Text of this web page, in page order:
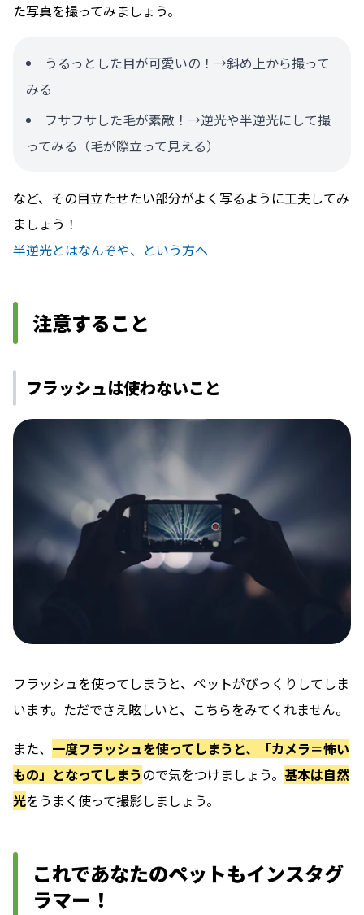
た写真を撮ってみましょう。
うるっとした目が可愛いの！→斜め上から撮って
みる
フサフサした毛が素敵！→逆光や半逆光にして撮
ってみる（毛が際立って見える）
など、その目立たせたい部分がよく写るように工夫してみ
ましょう！
半逆光とはなんぞや、という方へ
注意すること
フラッシュは使わないこと
フラッシュを使ってしまうと、ペットがびっくりしてしま
います。ただでさえ眩しいと、こちらをみてくれません。
また、 一度フラッシュを使ってしまうと、「カメラ＝怖い
もの」となってしまうので気をつけましょう。 基本は自然
光をうまく使って撮影しましょう。
これであなたのペットもインスタグ
ラマー！